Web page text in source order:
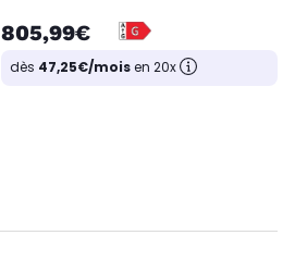
805,99€
dès 47,25€/moisen 20x